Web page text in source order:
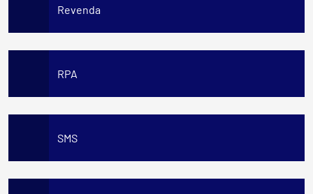
Revenda
RPA
SMS